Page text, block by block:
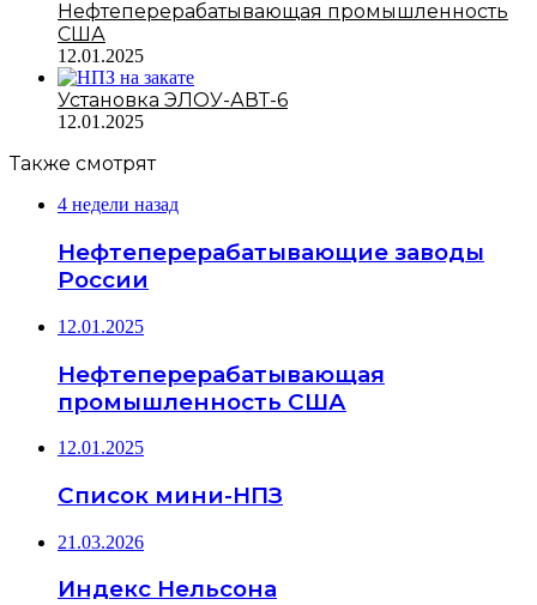
Нефтеперерабатывающая промышленность
США
12.01.2025
Установка ЭЛОУ-АВТ-6
12.01.2025
Также смотрят
4 недели назад
Нефтеперерабатывающие заводы
России
12.01.2025
Нефтеперерабатывающая
промышленность США
12.01.2025
Список мини-НПЗ
21.03.2026
Индекс Нельсона